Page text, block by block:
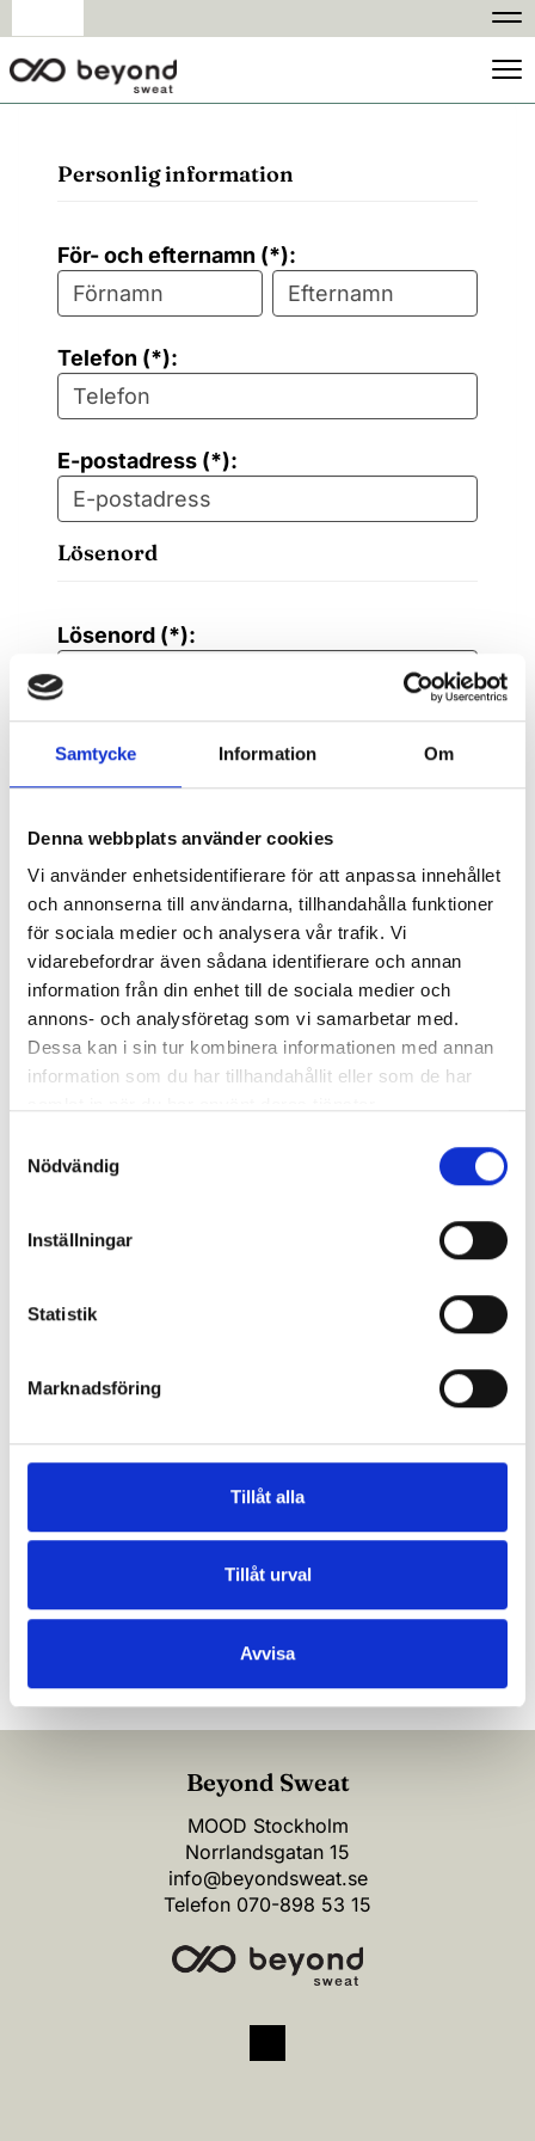
Samtycke Information Om
Denna webbplats använder cookies
Vi använder enhetsidentifierare för att anpassa innehållet
och annonserna till användarna, tillhandahålla funktioner
för sociala medier och analysera vår trafik. Vi
vidarebefordrar även sådana identifierare och annan
information från din enhet till de sociala medier och
annons- och analysföretag som vi samarbetar med.
Dessa kan i sin tur kombinera informationen med annan
information som du har tillhandahållit eller som de har
Nödvändig
Inställningar
Statistik
Marknadsföring
Tillåt alla
Tillåt urval
Avvisa
Personlig information
För- och efternamn (*):
Telefon (*):
E-postadress (*):
Lösenord
Lösenord (*):
Kontaktuppgifter
Gatuadress (*):
Land (*):
Registrera
Jag vill få Beyond Sweat nyhetsbrev
(*) Information är obligatorisk
Beyond Sweat
MOOD Stockholm
Norrlandsgatan 15
info@beyondsweat.se
Telefon 070-898 53 15